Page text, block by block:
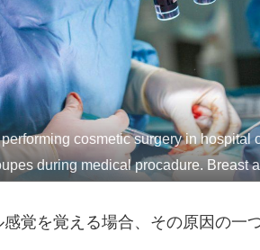
cosmetic surgery in hospital
during medical procadure. Breast
覚を覚える場合、その原因の一